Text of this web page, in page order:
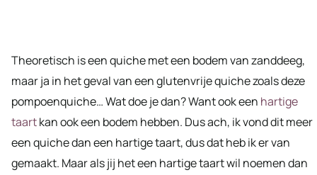
Theoretisch is een quiche met een bodem van zanddeeg,
maar ja in het geval van een glutenvrije quiche zoals deze
pompoenquiche… Wat doe je dan? Want ook een hartige
taartkan ook een bodem hebben. Dus ach, ik vond dit meer
een quiche dan een hartige taart, dus dat heb ik er van
gemaakt. Maar als jij het een hartige taart wil noemen dan